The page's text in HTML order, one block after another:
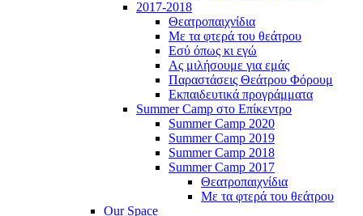
2017-2018
Θεατροπαιχνίδια
Με τα φτερά του θεάτρου
Εσύ όπως κι εγώ
Ας μιλήσουμε για εμάς
Παραστάσεις Θεάτρου Φόρουμ
Εκπαιδευτικά προγράμματα
Summer Camp στο Επίκεντρο
Summer Camp 2020
Summer Camp 2019
Summer Camp 2018
Summer Camp 2017
Θεατροπαιχνίδια
Με τα φτερά του θεάτρου
Our Space